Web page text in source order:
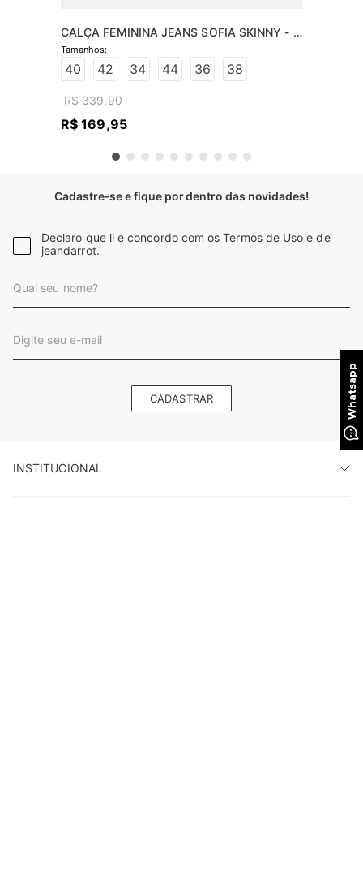
CALÇA FEMININA JEANS SOFIA SKINNY -
JEANS ESCURO
40 42 34 44 36 38
R$ 339,90
R$ 169,95
Cadastre-se e fique por dentro das novidades!
Declaro que li e concordo com os Termos de Uso e de
jeandarrot.
CADASTRAR
INSTITUCIONAL